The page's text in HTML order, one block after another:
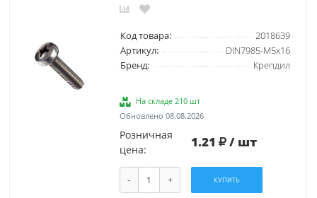
Код товара:
2018639
Артикул:
DIN7985-М5х16
Бренд:
Крепдил
На складе 210 шт
Обновлено 08.08.2026
Розничная
цена:
1.21 / шт
- + КУПИТЬ